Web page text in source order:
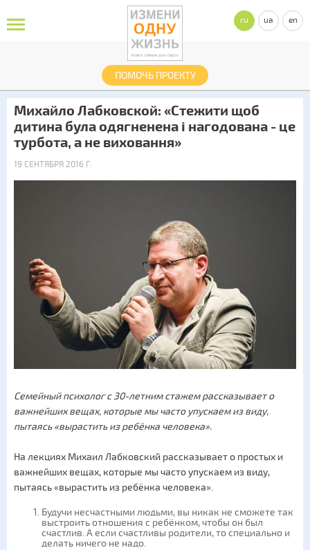
ПОМОЧЬ ПРОЕКТУ
ru ua en
Михайло Лабковской: «Стежити щоб
дитина була одягненена і нагодована - це
турбота, а не виховання»
19 СЕНТЯБРЯ 2016 Г.
Семейный психолог с 30-летним стажем рассказывает о
важнейших вещах, которые мы часто упускаем из виду,
пытаясь «вырастить из ребёнка человека».
На лекциях Михаил Лабковский рассказывает о простых и
важнейших вещах, которые мы часто упускаем из виду,
пытаясь «вырастить из ребёнка человека».
Будучи несчастными людьми, вы никак не сможете так
выстроить отношения с ребёнком, чтобы он был
счастлив. А если счастливы родители, то специально и
делать ничего не надо.